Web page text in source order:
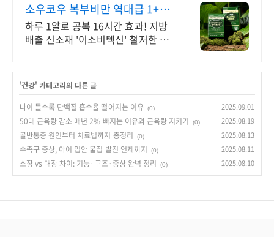
소우코우 복부비만 역대급 1+1
특가
하루 1알로 공복 16시간 효과! 지방
배출 신소재 '이소비텍신' 철저한 기
'건강' 카테고리의 다른 글
나이 들수록 단백질 흡수율 떨어지는 이유 (0) 2025.09.01
50대 근육량 감소 매년 2% 빠지는 이유와 근육량 지키기 (0) 2025.08.19
골반통증 원인부터 치료법까지 총정리 (0) 2025.08.13
수족구 증상, 아이 입안 물집 발진 언제까지 (0) 2025.08.11
소장 vs 대장 차이: 기능·구조·증상 완벽 정리 (0) 2025.08.10